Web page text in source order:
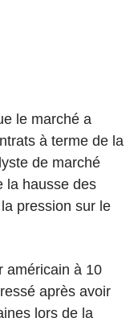
le marché a
à terme de la
de marché
la hausse des
pression sur le
américain à 10
après avoir
lors de la